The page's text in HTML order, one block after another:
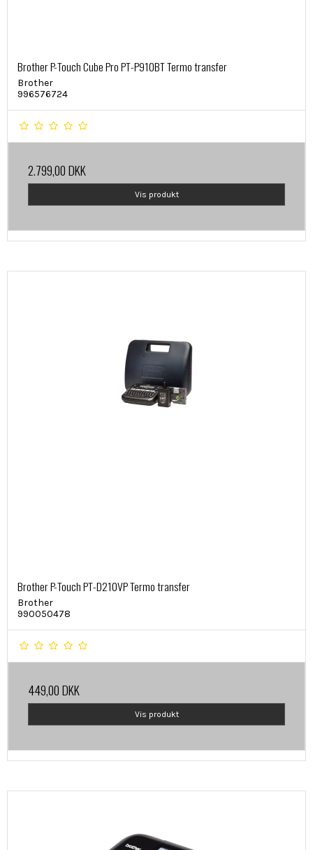
Brother P-Touch Cube Pro PT-P910BT Termo transfer
Brother
996576724
2.799,00 DKK
Vis produkt
Brother P-Touch PT-D210VP Termo transfer
Brother
990050478
449,00 DKK
Vis produkt